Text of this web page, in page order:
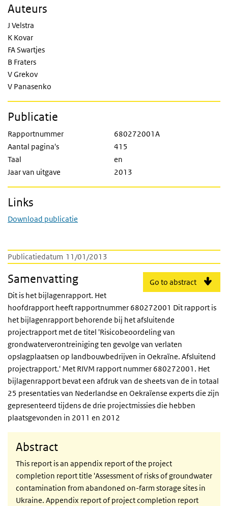
Publicatiedatum 11/01/2013
Go to abstract
Samenvatting
Dit is het bijlagenrapport. Het
hoofdrapport heeft rapportnummer 680272001 Dit rapport is
het bijlagenrapport behorende bij het afsluitende
projectrapport met de titel 'Risicobeoordeling van
grondwaterverontreiniging ten gevolge van verlaten
opslagplaatsen op landbouwbedrijven in Oekraïne. Afsluitend
projectrapport.' Met RIVM rapport nummer 680272001. Het
bijlagenrapport bevat een afdruk van de sheets van de in totaal
25 presentaties van Nederlandse en Oekraïense experts die zijn
gepresenteerd tijdens de drie projectmissies die hebben
plaatsgevonden in 2011 en 2012
Abstract
This report is an appendix report of the project
completion report title 'Assessment of risks of groundwater
contamination from abandoned on-farm storage sites in
Ukraine. Appendix report of project completion report
Auteurs
J Velstra
K Kovar
FA Swartjes
B Fraters
V Grekov
V Panasenko
Publicatie
Rapportnummer
680272001A
Aantal pagina's
415
Taal
en
Jaar van uitgave
2013
Links
Download publicatie